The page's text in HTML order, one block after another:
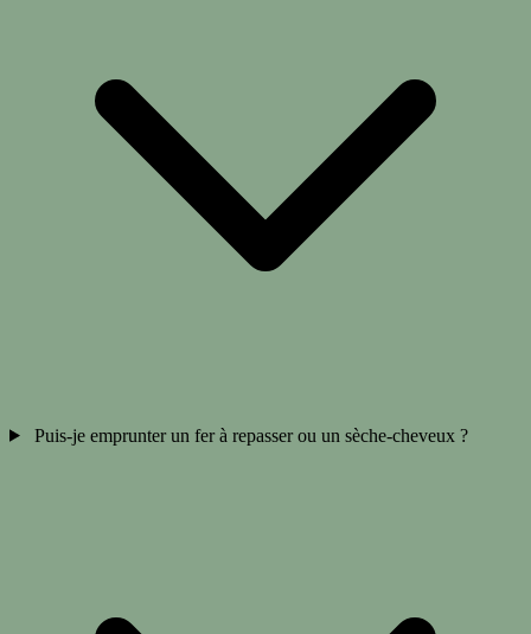
Puis-je emprunter un fer à repasser ou un sèche-cheveux ?